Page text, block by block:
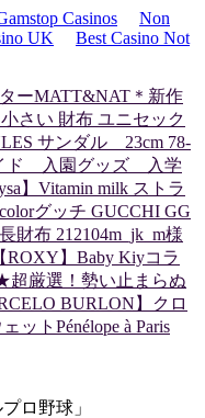
Casinos
Non
UK
Best Casino Not
ーMATT&NAT＊新作
さい 財布 ユニセック
サンダル 23cm 78-
ド 入園グッズ 入学
】Vitamin milk ストラ
グッチ GUCCHI GG
財布 212104m_jk_m様
【ROXY】Baby Kiyコラ
厳選！勢い止まらぬ
BURLON】クロ
ット Pénélope à Paris
ロ野球」